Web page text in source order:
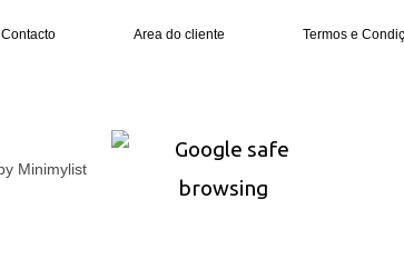
Contacto Area do cliente Termos e
Minimylist